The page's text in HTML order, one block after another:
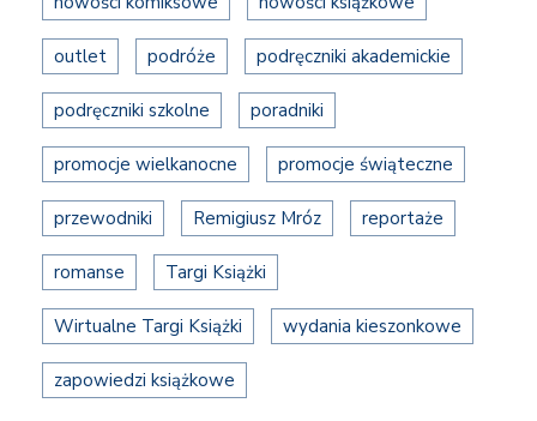
outlet podróże podręczniki akademickie
podręczniki szkolne poradniki
promocje wielkanocne promocje świąteczne
przewodniki Remigiusz Mróz reportaże
romanse Targi Książki
Wirtualne Targi Książki wydania kieszonkowe
zapowiedzi książkowe